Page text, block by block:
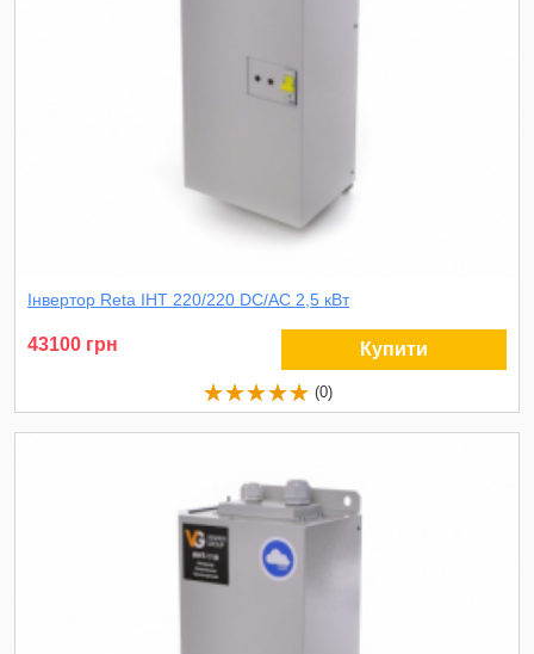
Інвертор Reta ІНТ 220/220 DC/AC 2,5 кВт
43100 грн Купити
(0)